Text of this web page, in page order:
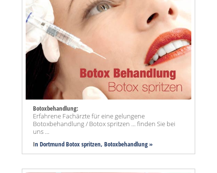
Botoxbehandlung:
Erfahrene Fachärzte für eine gelungene
Botoxbehandlung / Botox spritzen ... finden Sie bei
uns ...
In Dortmund Botox spritzen, Botoxbehandlung »